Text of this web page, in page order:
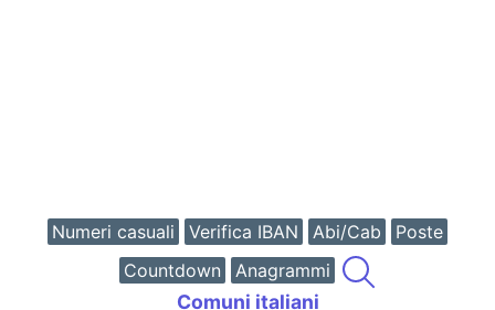
Numeri casuali Verifica IBAN Abi/Cab
Poste
Countdown
Anagrammi
Comuni italiani